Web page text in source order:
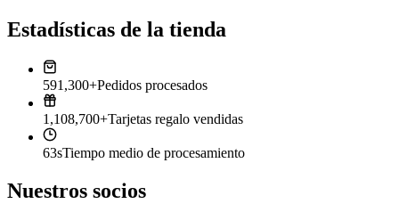
Estadísticas de la tienda
591,300+Pedidos procesados
1,108,700+Tarjetas regalo vendidas
63sTiempo medio de procesamiento
Nuestros socios